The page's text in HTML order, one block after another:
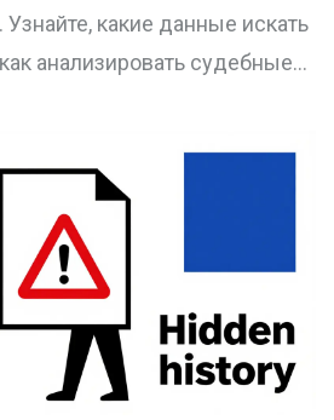
какие данные искать
анализировать судебные